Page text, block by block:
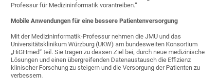
Professur für Medizininformatik vorantreiben.“
Mobile Anwendungen für eine bessere Patientenversorgung
Mit der Medizininformatik-Professur nehmen die JMU und das
Universitätsklinikum Würzburg (UKW) am bundesweiten Konsortium
„HiGHmed“ teil. Sie tragen zu dessen Ziel bei, durch neue medizinische
Lösungen und einen übergreifenden Datenaustausch die Effizienz
klinischer Forschung zu steigern und die Versorgung der Patienten zu
verbessern.